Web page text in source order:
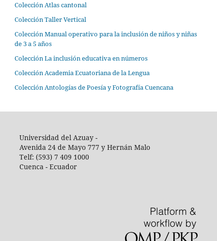
Colección Atlas cantonal
Colección Taller Vertical
Colección Manual operativo para la inclusión de niños y niñas
de 3 a 5 años
Colección La inclusión educativa en números
Colección Academia Ecuatoriana de la Lengua
Colección Antologías de Poesía y Fotografía Cuencana
Universidad del Azuay -
Avenida 24 de Mayo 777 y Hernán Malo
Telf: (593) 7 409 1000
Cuenca - Ecuador